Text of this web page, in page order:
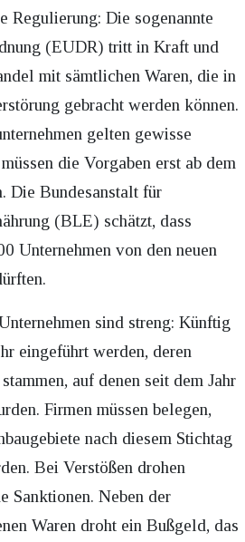
Regulierung: Die sogenannte
(EUDR) tritt in Kraft und
mit sämtlichen Waren, die in
gebracht werden können.
gelten gewisse
die Vorgaben erst ab dem
Die Bundesanstalt für
(BLE) schätzt, dass
Unternehmen von den neuen
sind streng: Künftig
eingeführt werden, deren
auf denen seit dem Jahr
Firmen müssen belegen,
nach diesem Stichtag
Bei Verstößen drohen
Sanktionen. Neben der
Waren droht ein Bußgeld, das